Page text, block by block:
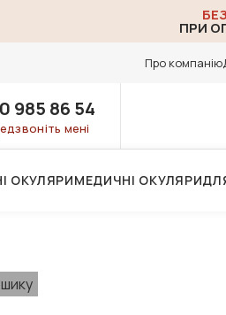
ПРИ
Про компанію
985 86 54
мені
ОКУЛЯРИМЕДИЧНІ ОКУЛЯРИ